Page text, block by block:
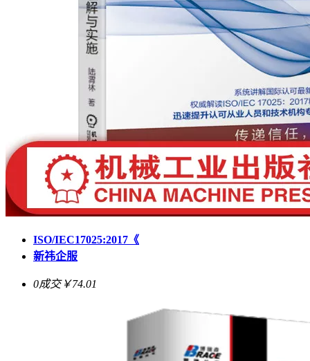
ISO/IEC17025:2017《
新祎企服
0成交￥74.01